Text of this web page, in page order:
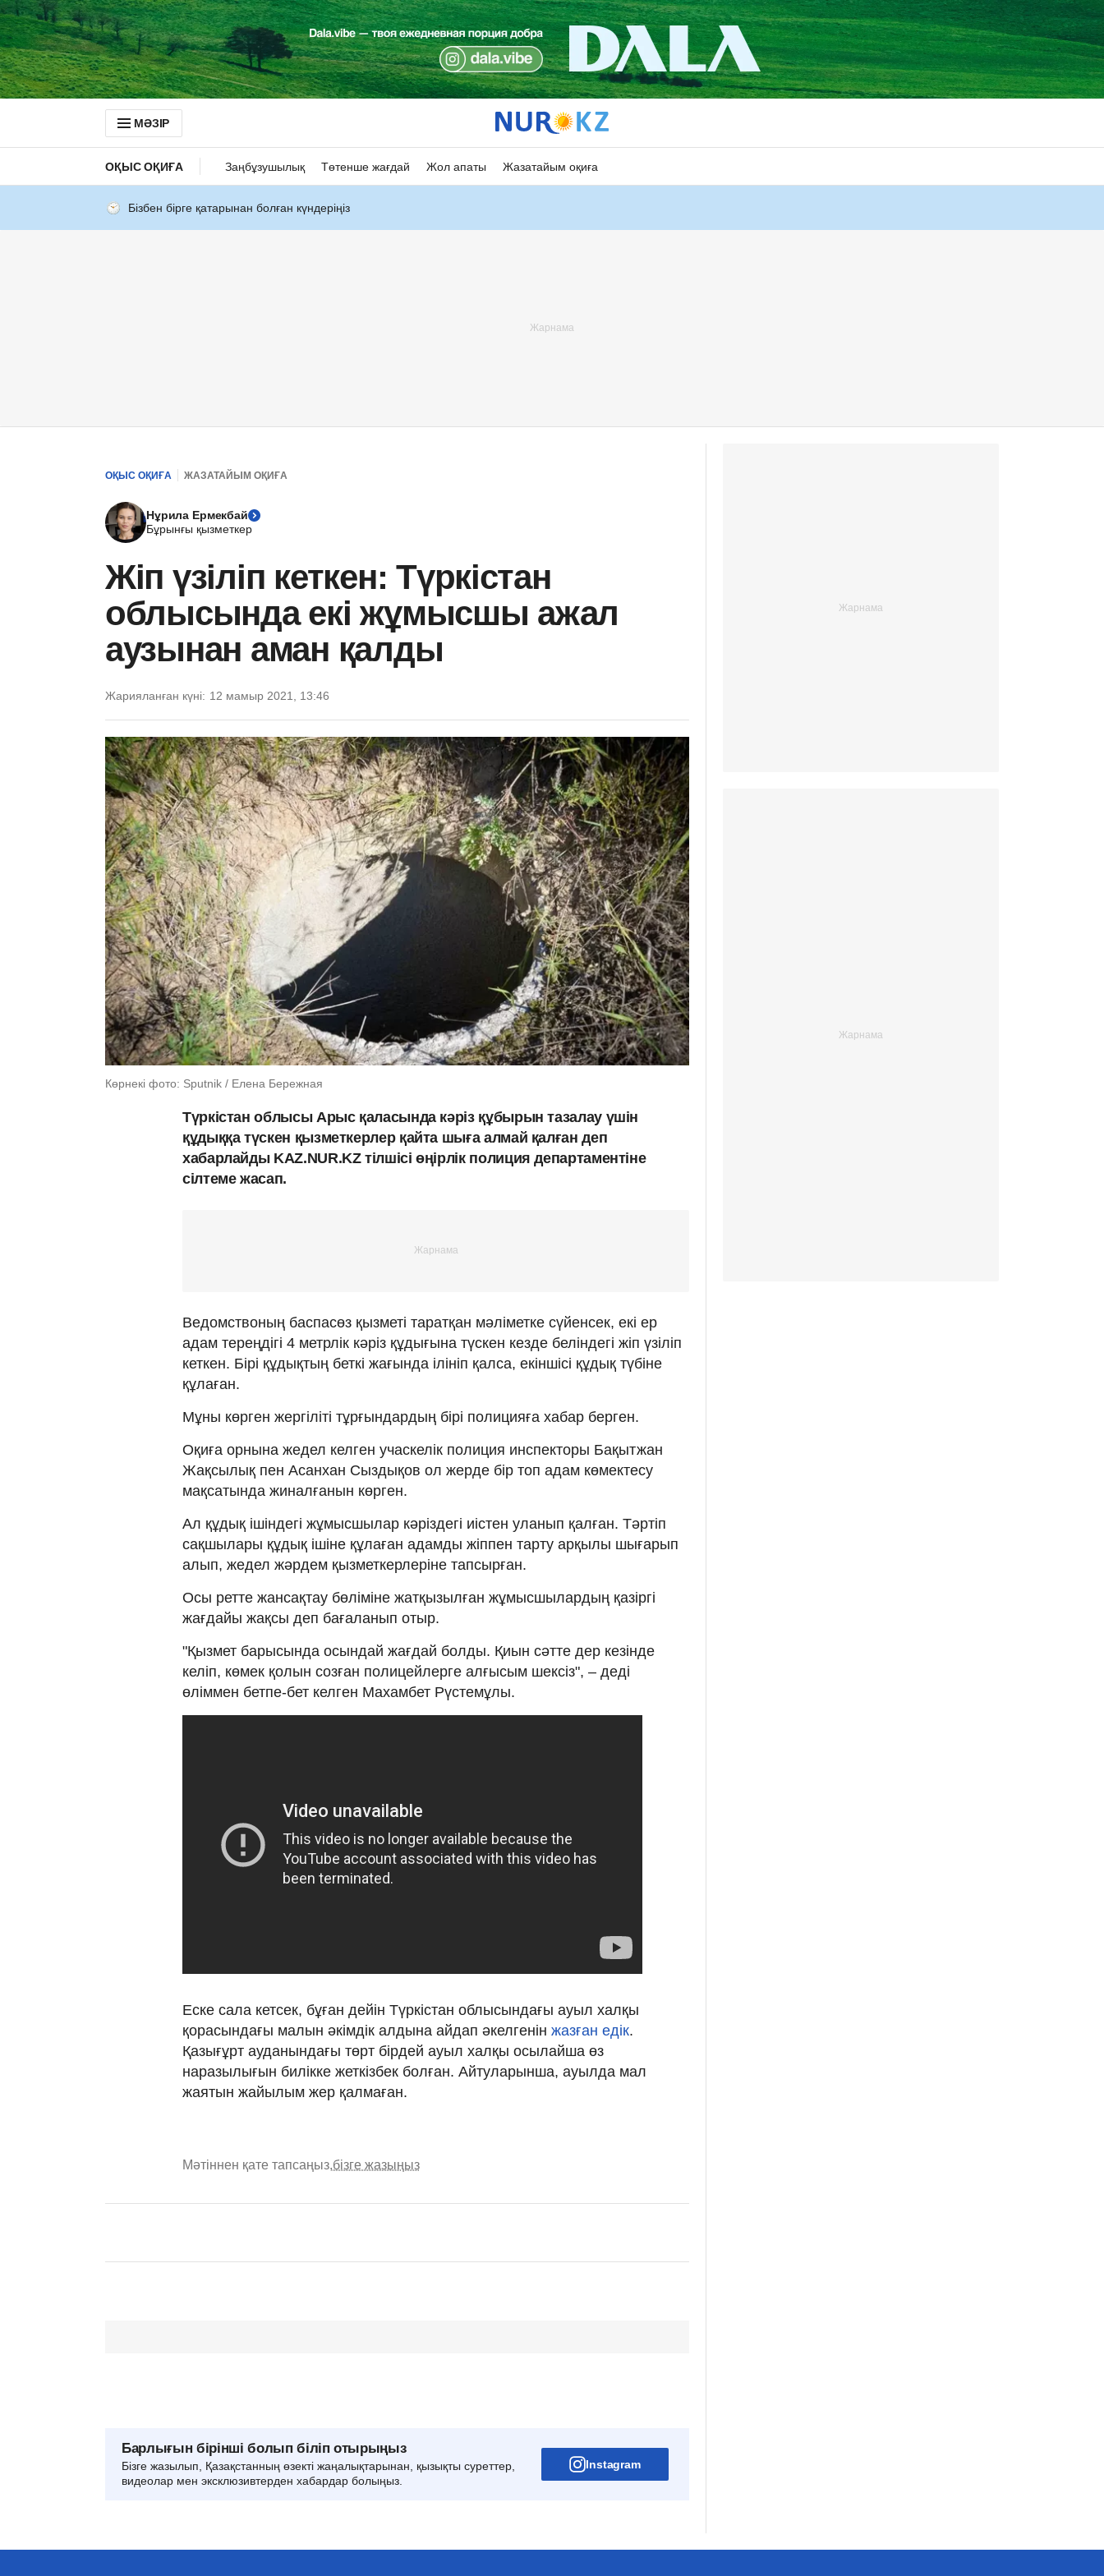
МӘЗІР
ОҚЫС ОҚИҒА Заңбұзушылық Төтенше жағдай Жол апаты Жазатайым оқиға
Бізбен бірге қатарынан болған күндеріңіз
ОҚЫС ОҚИҒА ЖАЗАТАЙЫМ ОҚИҒА
Нұрила Ермекбай
Бұрынғы қызметкер
Жіп үзіліп кеткен: Түркістан
облысында екі жұмысшы ажал
аузынан аман қалды
Жарияланған күні: 12 мамыр 2021, 13:46
Көрнекі фото: Sputnik / Елена Бережная
Түркістан облысы Арыс қаласында кәріз құбырын тазалау үшін
құдыққа түскен қызметкерлер қайта шыға алмай қалған деп
хабарлайды KAZ.NUR.KZ тілшісі өңірлік полиция департаментіне
сілтеме жасап.
Ведомствоның баспасөз қызметі таратқан мәліметке сүйенсек, екі ер
адам тереңдігі 4 метрлік кәріз құдығына түскен кезде беліндегі жіп үзіліп
кеткен. Бірі құдықтың беткі жағында ілініп қалса, екіншісі құдық түбіне
құлаған.
Мұны көрген жергіліті тұрғындардың бірі полицияға хабар берген.
Оқиға орнына жедел келген учаскелік полиция инспекторы Бақытжан
Жақсылық пен Асанхан Сыздықов ол жерде бір топ адам көмектесу
мақсатында жиналғанын көрген.
Ал құдық ішіндегі жұмысшылар кәріздегі иістен уланып қалған. Тәртіп
сақшылары құдық ішіне құлаған адамды жіппен тарту арқылы шығарып
алып, жедел жәрдем қызметкерлеріне тапсырған.
Осы ретте жансақтау бөліміне жатқызылған жұмысшылардың қазіргі
жағдайы жақсы деп бағаланып отыр.
"Қызмет барысында осындай жағдай болды. Қиын сәтте дер кезінде
келіп, көмек қолын созған полицейлерге алғысым шексіз", – деді
өліммен бетпе-бет келген Махамбет Рүстемұлы.
Еске сала кетсек, бұған дейін Түркістан облысындағы ауыл халқы
қорасындағы малын әкімдік алдына айдап әкелгенін жазған едік.
Қазығұрт ауданындағы төрт бірдей ауыл халқы осылайша өз
наразылығын билікке жеткізбек болған. Айтуларынша, ауылда мал
жаятын жайылым жер қалмаған.
Мәтіннен қате тапсаңыз,бізге жазыңыз
Барлығын бірінші болып біліп отырыңыз
Бізге жазылып, Қазақстанның өзекті жаңалықтарынан, қызықты суреттер,
видеолар мен эксклюзивтерден хабардар болыңыз.
Instagram